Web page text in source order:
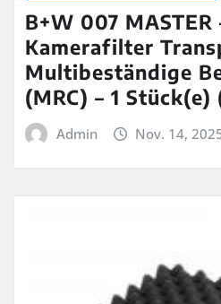
B+W 007 MASTER
Kamerafilter
Multibeständige
(MRC) – 1 Stück(e)
Admin Nov. 14,